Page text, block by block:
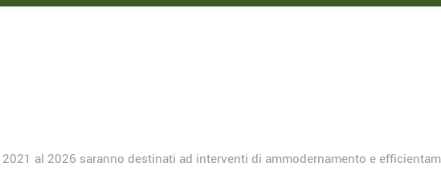
al 2026 saranno destinati ad interventi di ammodernamento e